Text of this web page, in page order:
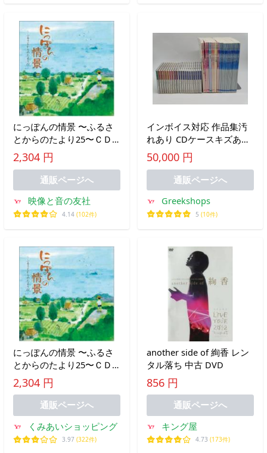
にっぽんの情景 〜ふるさ
とからのたより25〜ＣＤ -
映像と音の友社
2,304 円
通販ページへ
映像と音の友社
4.14 (102件)
インボイス対応 作品集汚
れあり CDケースキズあり
中古 新合唱講座 ジュニア
版 CD×21 本×34
50,000 円
通販ページへ
Greekshops
5 (10件)
にっぽんの情景 〜ふるさ
とからのたより25〜ＣＤ -
映像と音の友社
2,304 円
通販ページへ
くみあいショッピング
3.97 (322件)
another side of 絢香 レン
タル落ち 中古 DVD
856 円
通販ページへ
キング屋
4.73 (173件)